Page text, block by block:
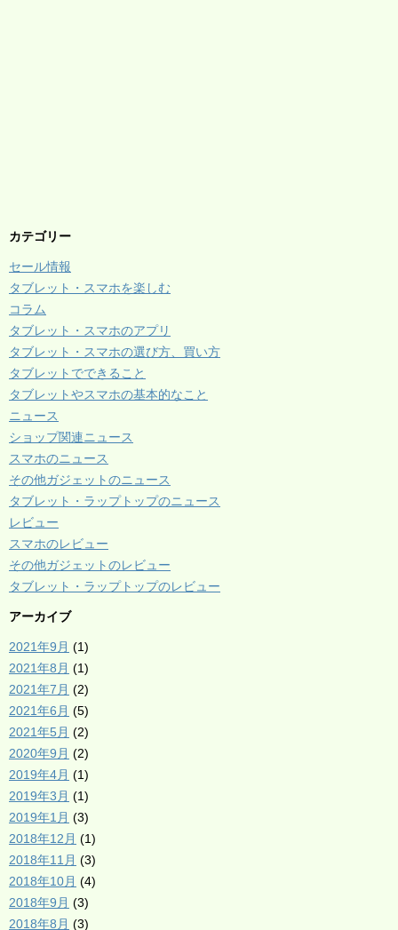
カテゴリー
セール情報
タブレット・スマホを楽しむ
コラム
タブレット・スマホのアプリ
タブレット・スマホの選び方、買い方
タブレットでできること
タブレットやスマホの基本的なこと
ニュース
ショップ関連ニュース
スマホのニュース
その他ガジェットのニュース
タブレット・ラップトップのニュース
レビュー
スマホのレビュー
その他ガジェットのレビュー
タブレット・ラップトップのレビュー
アーカイブ
2021年9月 (1)
2021年8月 (1)
2021年7月 (2)
2021年6月 (5)
2021年5月 (2)
2020年9月 (2)
2019年4月 (1)
2019年3月 (1)
2019年1月 (3)
2018年12月 (1)
2018年11月 (3)
2018年10月 (4)
2018年9月 (3)
2018年8月 (3)